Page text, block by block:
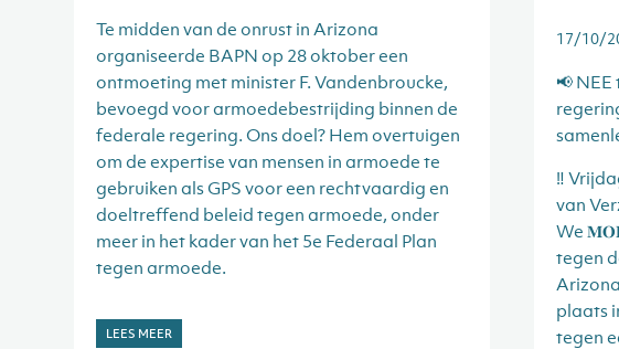
Te midden van de onrust in Arizona
organiseerde BAPN op 28 oktober een
ontmoeting met minister F. Vandenbroucke,
bevoegd voor armoedebestrijding binnen de
federale regering. Ons doel? Hem overtuigen
om de expertise van mensen in armoede te
gebruiken als GPS voor een rechtvaardig en
doeltreffend beleid tegen armoede, onder
meer in het kader van het 5e Federaal Plan
tegen armoede.
LEES MEER
17/10/
📢
‼️
van
We
tegen
plaats
tegen